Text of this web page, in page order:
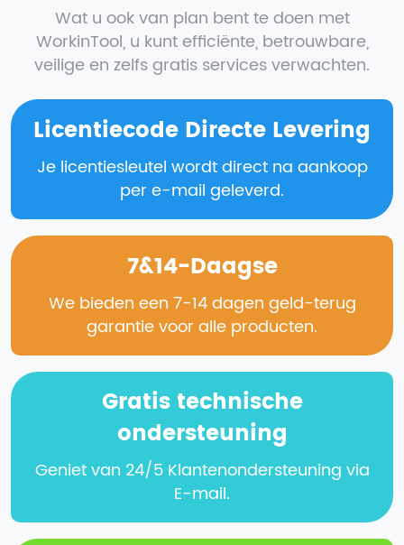
Wat u ook van plan bent te doen met
WorkinTool, u kunt efficiënte, betrouwbare,
veilige en zelfs gratis services verwachten.
Licentiecode Directe Levering
Je licentiesleutel wordt direct na aankoop
per e-mail geleverd.
7&14-Daagse
We bieden een 7-14 dagen geld-terug
garantie voor alle producten.
Gratis technische
ondersteuning
Geniet van 24/5 Klantenondersteuning via
E-mail.